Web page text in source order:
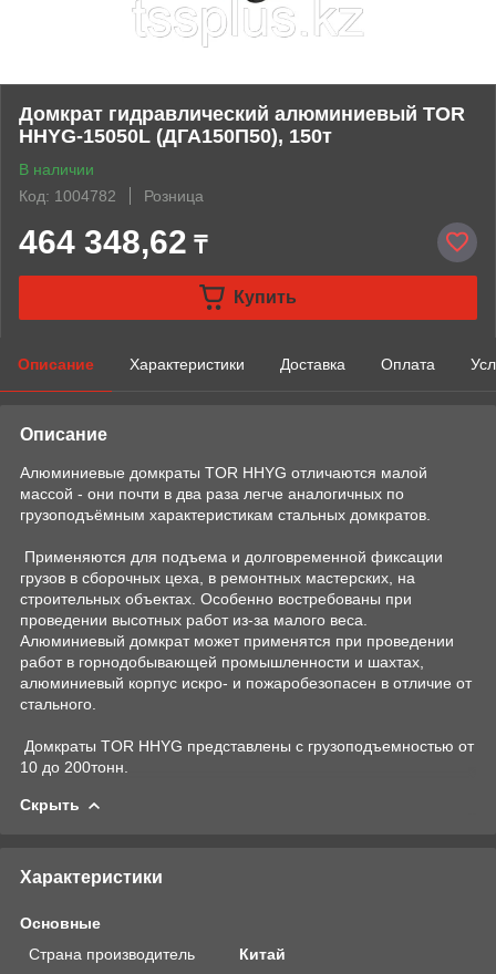
Домкрат гидравлический алюминиевый TOR
HHYG-15050L (ДГА150П50), 150т
В наличии
Код: 1004782
Розница
464 348,62 ₸
Купить
Описание Характеристики Доставка Оплата
Описание
Алюминиевые домкраты TOR HHYG отличаются малой
массой - они почти в два раза легче аналогичных по
грузоподъёмным характеристикам стальных домкратов.
Применяются для подъема и долговременной фиксации
грузов в сборочных цеха, в ремонтных мастерских, на
строительных объектах. Особенно востребованы при
проведении высотных работ из-за малого веса.
Алюминиевый домкрат может применятся при проведении
работ в горнодобывающей промышленности и шахтах,
алюминиевый корпус искро- и пожаробезопасен в отличие от
стального.
Домкраты TOR HHYG представлены с грузоподъемностью от
10 до 200тонн.
Скрыть
Характеристики
Основные
Страна производитель
Китай